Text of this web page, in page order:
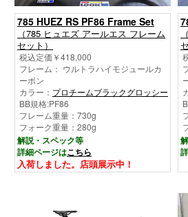
785 HUEZ RS PF86 Frame Set
（785 ヒュエズ アールエス フレーム
セット）
税込定価￥418,000
フレーム： ウルトラハイモジュールカ
ーボン
カラー： プロチームブラックグロッシー
BB規格:PF86
フレーム重量：730g
フォーク重量：280g
解説・スペック等
詳細ページはこちら
入荷しました。店頭展示中！